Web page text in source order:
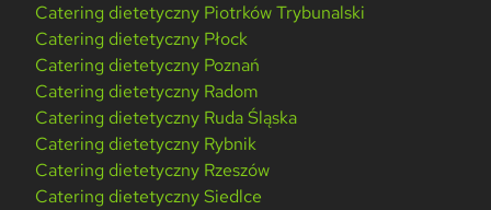
Catering dietetyczny Piotrków Trybunalski
Catering dietetyczny Płock
Catering dietetyczny Poznań
Catering dietetyczny Radom
Catering dietetyczny Ruda Śląska
Catering dietetyczny Rybnik
Catering dietetyczny Rzeszów
Catering dietetyczny Siedlce